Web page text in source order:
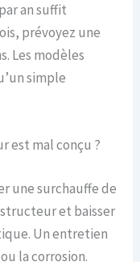
an suffit
prévoyez une
Les modèles
simple
est mal conçu ?
une surchauffe de
et baisser
Un entretien
la corrosion.